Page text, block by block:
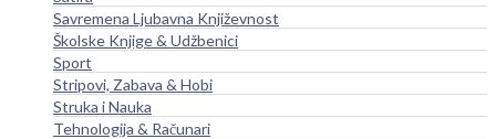
Savremena Ljubavna Književnost
Školske Knjige & Udžbenici
Sport
Stripovi, Zabava & Hobi
Struka i Nauka
Tehnologija & Računari